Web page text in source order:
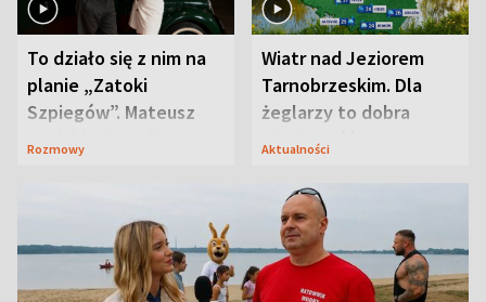
To działo się z nim na
planie „Zatoki
Szpiegów”. Mateusz
Janicki odsłonił
Rozmowy
Wiatr nad Jeziorem
Tarnobrzeskim. Dla
żeglarzy to dobra
wiadomość
Aktualności